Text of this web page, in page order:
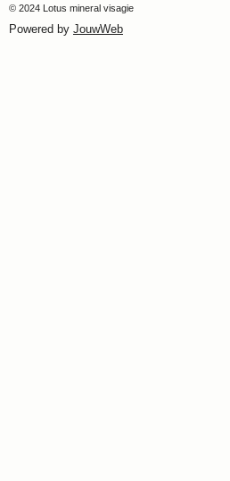
© 2024 Lotus mineral visagie
Powered by JouwWeb